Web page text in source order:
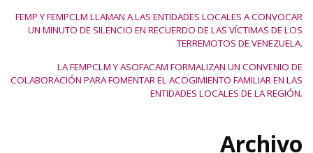
FEMP Y FEMPCLM LLAMAN A LAS ENTIDADES LOCALES A CONVOCAR
UN MINUTO DE SILENCIO EN RECUERDO DE LAS VÍCTIMAS DE LOS
TERREMOTOS DE VENEZUELA.
LA FEMPCLM Y ASOFACAM FORMALIZAN UN CONVENIO DE
COLABORACIÓN PARA FOMENTAR EL ACOGIMIENTO FAMILIAR EN LAS
ENTIDADES LOCALES DE LA REGIÓN.
Archivo